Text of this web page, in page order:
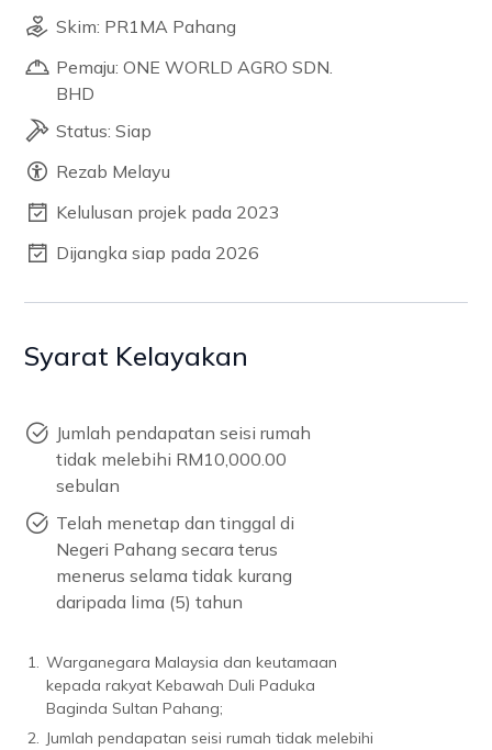
Skim: PR1MA Pahang
Pemaju: ONE WORLD AGRO SDN.
BHD
Status: Siap
Rezab Melayu
Kelulusan projek pada 2023
Dijangka siap pada 2026
Syarat Kelayakan
Jumlah pendapatan seisi rumah
tidak melebihi RM10,000.00
sebulan
Telah menetap dan tinggal di
Negeri Pahang secara terus
menerus selama tidak kurang
daripada lima (5) tahun
1. Warganegara Malaysia dan keutamaan
kepada rakyat Kebawah Duli Paduka
Baginda Sultan Pahang;
2. Jumlah pendapatan seisi rumah tidak melebihi